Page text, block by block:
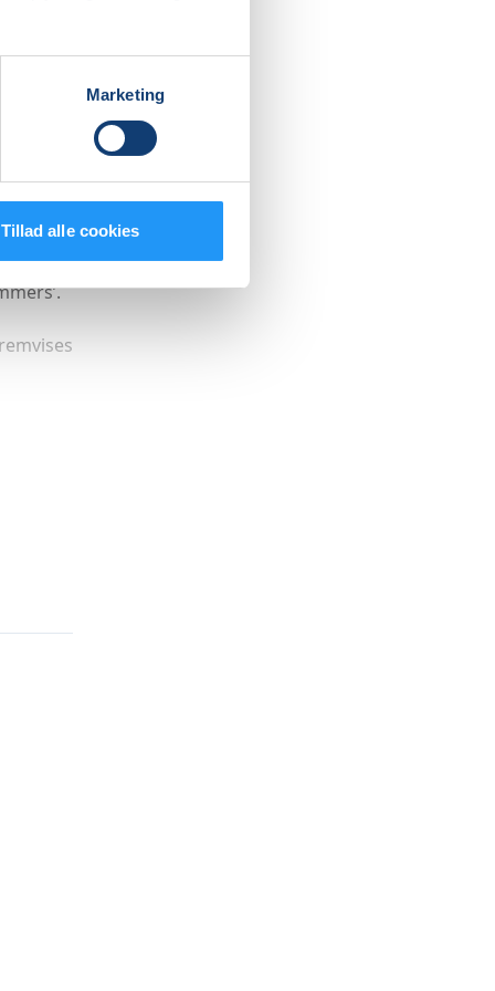
Marketing
Tillad alle cookies
skal
de
på nye
god
der